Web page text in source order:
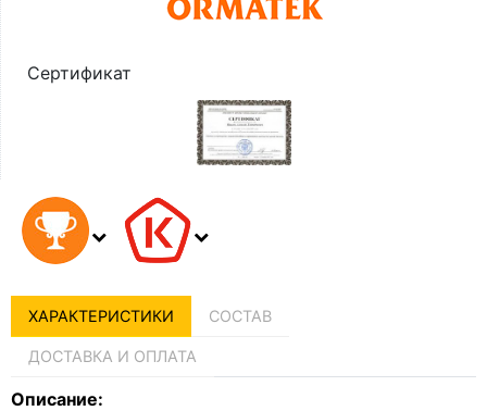
Сертификат
ХАРАКТЕРИСТИКИ СОСТАВ
ДОСТАВКА И ОПЛАТА
Описание: